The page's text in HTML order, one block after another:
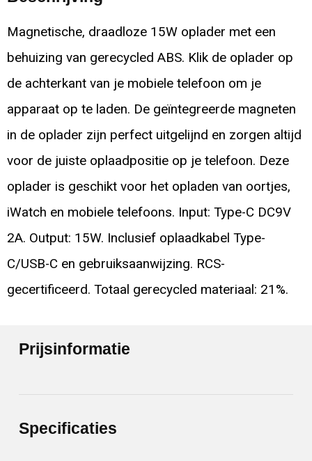
Magnetische, draadloze 15W oplader met een
behuizing van gerecycled ABS. Klik de oplader op
de achterkant van je mobiele telefoon om je
apparaat op te laden. De geïntegreerde magneten
in de oplader zijn perfect uitgelijnd en zorgen altijd
voor de juiste oplaadpositie op je telefoon. Deze
oplader is geschikt voor het opladen van oortjes,
iWatch en mobiele telefoons. Input: Type-C DC9V
2A. Output: 15W. Inclusief oplaadkabel Type-
C/USB-C en gebruiksaanwijzing. RCS-
gecertificeerd. Totaal gerecycled materiaal: 21%.
Prijsinformatie
Specificaties